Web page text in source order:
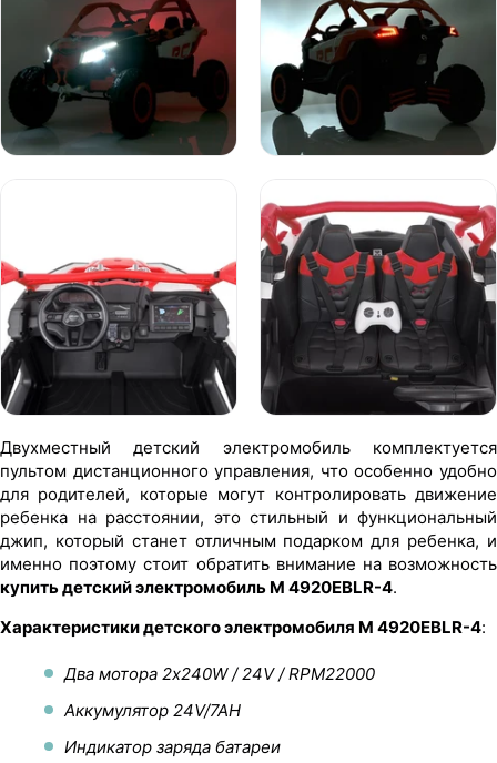
Двухместный детский электромобиль комплектуется
пультом дистанционного управления, что особенно удобно
для родителей, которые могут контролировать движение
ребенка на расстоянии, это стильный и функциональный
джип, который станет отличным подарком для ребенка, и
именно поэтому стоит обратить внимание на возможность
купить детский электромобиль M 4920EBLR-4.
Характеристики детского электромобиля M 4920EBLR-4:
Два мотора 2х240W / 24V / RPM22000
Аккумулятор 24V/7AH
Индикатор заряда батареи